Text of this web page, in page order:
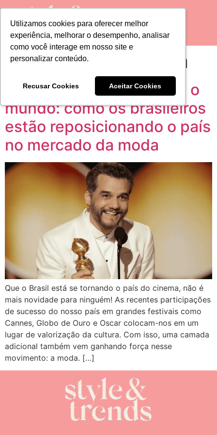
Utilizamos cookies para oferecer melhor
experiência, melhorar o desempenho, analisar
como você interage em nosso site e
personalizar conteúdo.
Recusar Cookies Aceitar Cookies
Utilizamos cookies para oferecer melhor
experiência, melhorar o desempenho, analisar
como você interage em nosso site e
personalizar conteúdo.
Recusar Cookies Aceitar Cookies
Tag:wagner moura
Do tapete vermelho para o
mundo: como os brasileiros
estão reposicionando o país
no mercado da moda
Que o Brasil está se tornando o país do cinema, não é
mais novidade para ninguém! As recentes participações
de sucesso do nosso país em grandes festivais como
Cannes, Globo de Ouro e Oscar colocam-nos em um
lugar de valorização da cultura. Com isso, uma camada
adicional também vem ganhando força nesse
movimento: a moda. […]